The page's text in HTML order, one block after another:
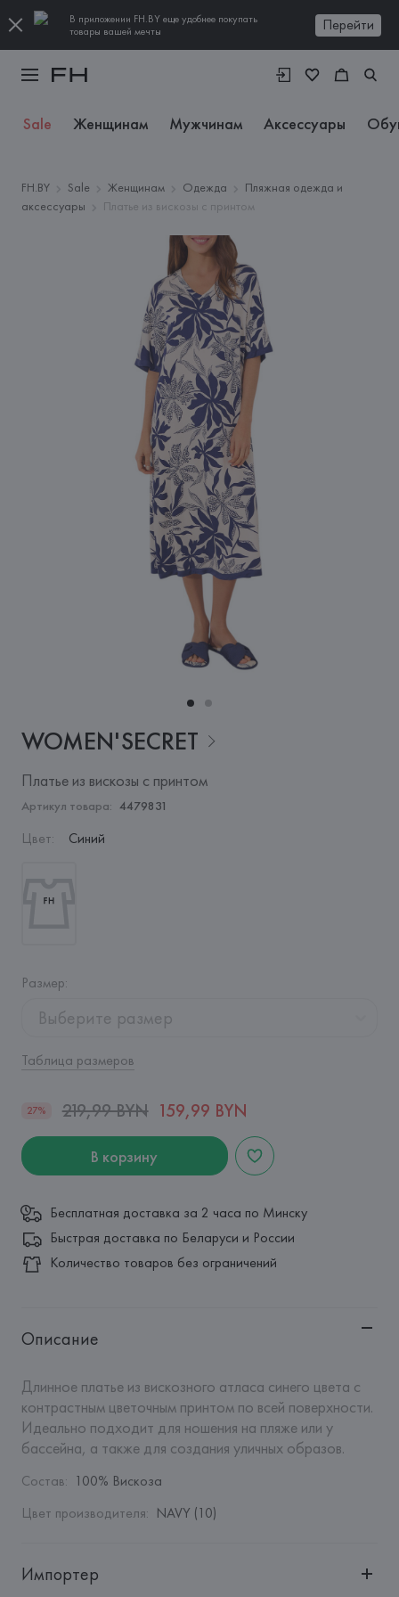
В приложении FH.BY еще удобнее покупать
товары вашей мечты
Перейти
Sale Женщинам Мужчинам Аксессуары
FH.BY Sale Женщинам Одежда
Пляжная одежда и
аксессуары
Платье из вискозы с принтом
WOMEN'SECRET
Платье из вискозы с принтом
Артикул товара: 4479831
Цвет: Синий
Размер:
Выберите размер
Таблица размеров
27% 219,99 BYN 159,99 BYN
В корзину
Бесплатная доставка за 2 часа по Минску
Быстрая доставка по Беларуси и России
Количество товаров без ограничений
Описание
Длинное платье из вискозного атласа синего цвета с
контрастным цветочным принтом по всей поверхности.
Идеально подходит для ношения на пляже или у
бассейна, а также для создания уличных образов.
Состав: 100% Вискоза
Цвет производителя: NAVY (10)
Импортер